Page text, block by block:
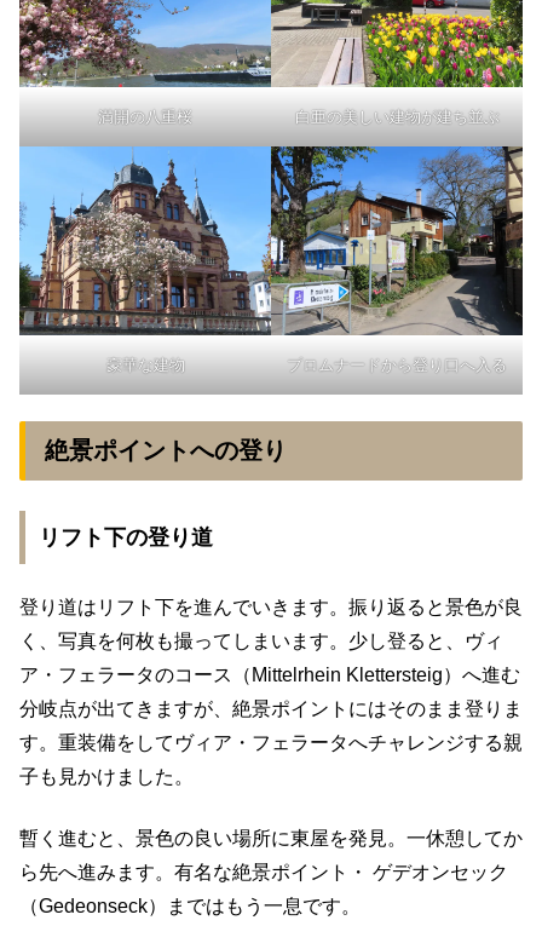
満開の八重桜 白亜の美しい建物が建ち並ぶ
豪華な建物 プロムナードから登り口へ入る
絶景ポイントへの登り
リフト下の登り道
登り道はリフト下を進んでいきます。振り返ると景色が良
く、写真を何枚も撮ってしまいます。少し登ると、ヴィ
ア・フェラータのコース（Mittelrhein Klettersteig）へ進む
分岐点が出てきますが、絶景ポイントにはそのまま登りま
す。重装備をしてヴィア・フェラータへチャレンジする親
子も見かけました。
暫く進むと、景色の良い場所に東屋を発見。一休憩してか
ら先へ進みます。有名な絶景ポイント・ ゲデオンセック
（Gedeonseck）まではもう一息です。